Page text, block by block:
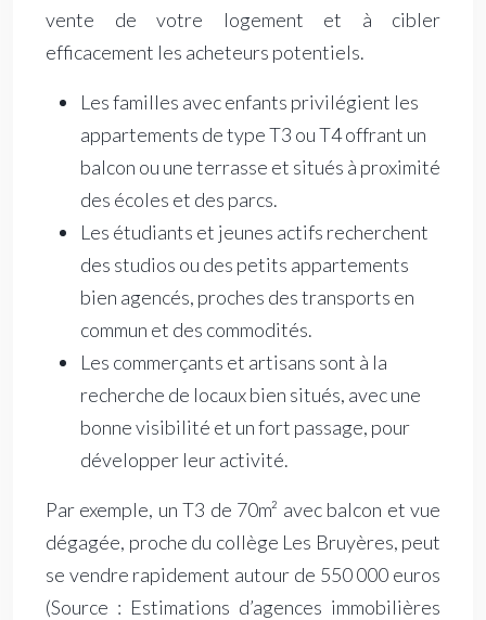
vente de votre logement et à cibler
efficacement les acheteurs potentiels.
Les familles avec enfants privilégient les
appartements de type T3 ou T4 offrant un
balcon ou une terrasse et situés à proximité
des écoles et des parcs.
Les étudiants et jeunes actifs recherchent
des studios ou des petits appartements
bien agencés, proches des transports en
commun et des commodités.
Les commerçants et artisans sont à la
recherche de locaux bien situés, avec une
bonne visibilité et un fort passage, pour
développer leur activité.
Par exemple, un T3 de 70m² avec balcon et vue
dégagée, proche du collège Les Bruyères, peut
se vendre rapidement autour de 550 000 euros
(Source : Estimations d’agences immobilières